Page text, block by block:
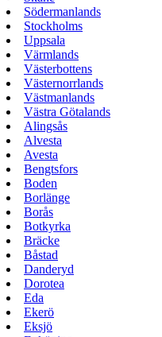
Södermanlands
Stockholms
Uppsala
Värmlands
Västerbottens
Västernorrlands
Västmanlands
Västra Götalands
Alingsås
Alvesta
Avesta
Bengtsfors
Boden
Borlänge
Borås
Botkyrka
Bräcke
Båstad
Danderyd
Dorotea
Eda
Ekerö
Eksjö